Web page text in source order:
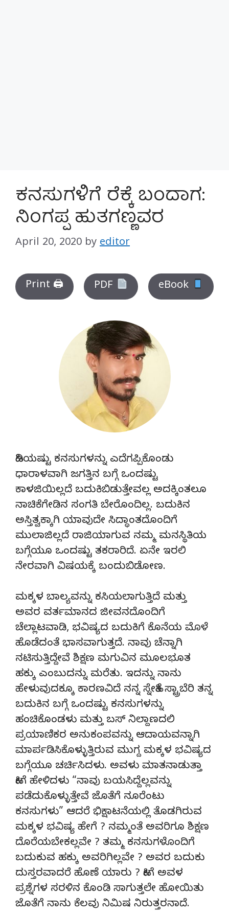
ಕನಸುಗಳಿಗೆ ರೆಕ್ಕೆ ಬಂದಾಗ:
ನಿಂಗಪ್ಪ ಹುತಗಣ್ಣವರ
April 20, 2020 by editor
Print 🖨 PDF eBook
ಹಿಡಿಯಷ್ಟು ಕನಸುಗಳನ್ನು ಎದೆಗಪ್ಪಿಕೊಂಡು
ಧಾರಾಳವಾಗಿ ಜಗತ್ತಿನ ಬಗ್ಗೆ ಒಂದಷ್ಟು
ಕಾಳಜಿಯಿಲ್ಲದೆ ಬದುಕಿಬಿಡುತ್ತೇವಲ್ಲ ಅದಕ್ಕಿಂತಲೂ
ನಾಚಿಕೆಗೇಡಿನ ಸಂಗತಿ ಬೇರೊಂದಿಲ್ಲ. ಬದುಕಿನ
ಅಸ್ತಿತ್ವಕ್ಕಾಗಿ ಯಾವುದೇ ಸಿದ್ಧಾಂತದೊಂದಿಗೆ
ಮುಲಾಜಿಲ್ಲದೆ ರಾಜಿಯಾಗುವ ನಮ್ಮ ಮನಸ್ಥಿತಿಯ
ಬಗ್ಗೆಯೂ ಒಂದಷ್ಟು ತಕರಾರಿದೆ. ಏನೇ ಇರಲಿ
ನೇರವಾಗಿ ವಿಷಯಕ್ಕೆ ಬಂದುಬಿಡೋಣ.
ಮಕ್ಕಳ ಬಾಲ್ಯವನ್ನು ಕಸಿಯಲಾಗುತ್ತಿದೆ ಮತ್ತು
ಅವರ ವರ್ತಮಾನದ ಜೀವನದೊಂದಿಗೆ
ಚೆಲ್ಲಾಟವಾಡಿ, ಭವಿಷ್ಯದ ಬದುಕಿಗೆ ಕೊನೆಯ ಮೊಳೆ
ಹೊಡೆದಂತೆ ಭಾಸವಾಗುತ್ತದೆ. ನಾವು ಚೆನ್ನಾಗಿ
ನಟಿಸುತ್ತಿದ್ದೇವೆ ಶಿಕ್ಷಣ ಮಗುವಿನ ಮೂಲಭೂತ
ಹಕ್ಕು ಎಂಬುದನ್ನು ಮರೆತು. ಇದನ್ನು ನಾನು
ಹೇಳುವುದಕ್ಕೂ ಕಾರಣವಿದೆ ನನ್ನ ಸ್ನೇಹಿತೆ ಸ್ಟ್ರಾಬೆರಿ ತನ್ನ
ಬದುಕಿನ ಬಗ್ಗೆ ಒಂದಷ್ಟು ಕನಸುಗಳನ್ನು
ಹಂಚಿಕೊಂಡಳು ಮತ್ತು ಬಸ್ ನಿಲ್ದಾಣದಲಿ
ಪ್ರಯಾಣಿಕರ ಅನುಕಂಪವನ್ನು ಆದಾಯವನ್ನಾಗಿ
ಮಾರ್ಪಡಿಸಿಕೊಳ್ಳುತ್ತಿರುವ ಮುಗ್ದ ಮಕ್ಕಳ ಭವಿಷ್ಯದ
ಬಗ್ಗೆಯೂ ಚರ್ಚಿಸಿದಳು. ಅವಳು ಮಾತನಾಡುತ್ತಾ
ಹೀಗೆ ಹೇಳಿದಳು “ನಾವು ಬಯಸಿದ್ದೆಲ್ಲವನ್ನು
ಪಡೆದುಕೊಳ್ಳುತ್ತೇವೆ ಜೊತೆಗೆ ನೂರೆಂಟು
ಕನಸುಗಳು” ಆದರೆ ಭಿಕ್ಷಾಟನೆಯಲ್ಲಿ ತೊಡಗಿರುವ
ಮಕ್ಕಳ ಭವಿಷ್ಯ ಹೇಗೆ ? ನಮ್ಮಂತೆ ಅವರಿಗೂ ಶಿಕ್ಷಣ
ದೊರೆಯಬೇಕಲ್ಲವೇ ? ತಮ್ಮ ಕನಸುಗಳೊಂದಿಗೆ
ಬದುಕುವ ಹಕ್ಕು ಅವರಿಗಿಲ್ಲವೇ ? ಅವರ ಬದುಕು
ದುಸ್ತರವಾದರೆ ಹೊಣೆ ಯಾರು ? ಹೀಗೆ ಅವಳ
ಪ್ರಶ್ನೆಗಳ ಸರಳಿನ ಕೊಂಡಿ ಸಾಗುತ್ತಲೇ ಹೋಯಿತು
ಜೊತೆಗೆ ನಾನು ಕೆಲವು ನಿಮಿಷ ನಿರುತ್ತರನಾದೆ.